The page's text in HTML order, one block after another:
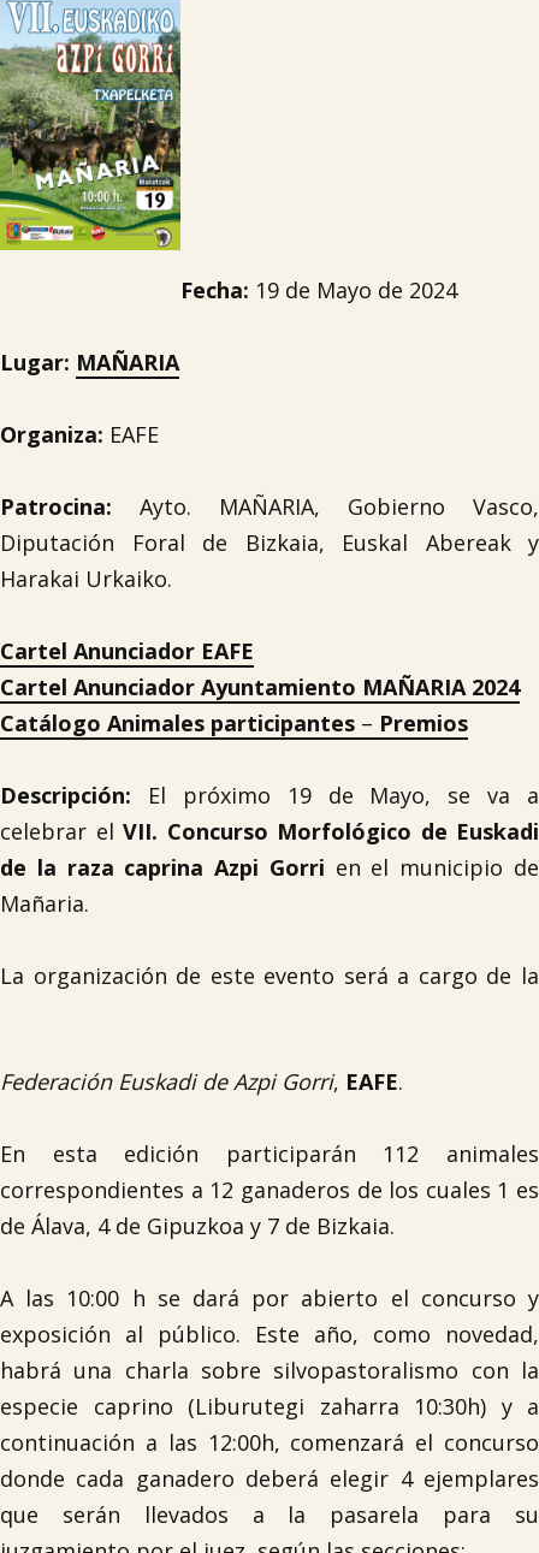
Fecha: 19 de Mayo de 2024
Lugar: MAÑARIA
Organiza: EAFE
Patrocina: Ayto. MAÑARIA, Gobierno Vasco,
Diputación Foral de Bizkaia, Euskal Abereak y
Harakai Urkaiko.
Cartel Anunciador EAFE
Cartel Anunciador Ayuntamiento MAÑARIA 2024
Catálogo Animales participantes – Premios
Descripción: El próximo 19 de Mayo, se va a
celebrar el VII. Concurso Morfológico de Euskadi
de la raza caprina Azpi Gorri en el municipio de
Mañaria.
La organización de este evento será a cargo de la
Federación Euskadi de Azpi Gorri, EAFE.
En esta edición participarán 112 animales
correspondientes a 12 ganaderos de los cuales 1 es
de Álava, 4 de Gipuzkoa y 7 de Bizkaia.
A las 10:00 h se dará por abierto el concurso y
exposición al público. Este año, como novedad,
habrá una charla sobre silvopastoralismo con la
especie caprino (Liburutegi zaharra 10:30h) y a
continuación a las 12:00h, comenzará el concurso
donde cada ganadero deberá elegir 4 ejemplares
que serán llevados a la pasarela para su